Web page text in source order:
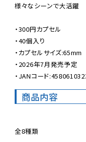
様々なシーンで大活躍
・300円カプセル
・40個入り
・カプセルサイズ:65mm
・2026年7月発売予定
・JANコード
商品内容
全8種類